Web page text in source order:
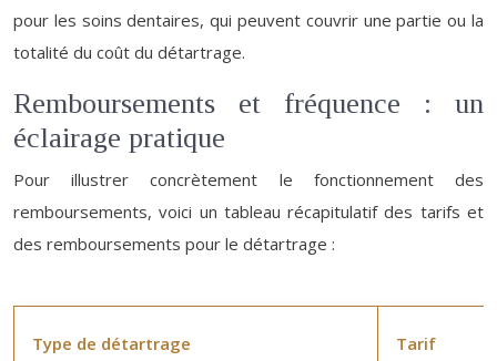
pour les soins dentaires, qui peuvent couvrir une partie ou la
totalité du coût du détartrage.
Remboursements et fréquence : un
éclairage pratique
Pour illustrer concrètement le fonctionnement des
remboursements, voici un tableau récapitulatif des tarifs et
des remboursements pour le détartrage :
Type de détartrage Tarif